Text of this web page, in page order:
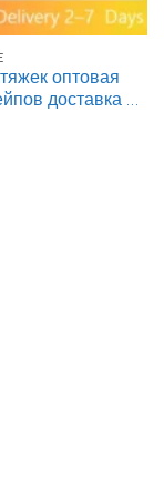
оптовая
доставка из